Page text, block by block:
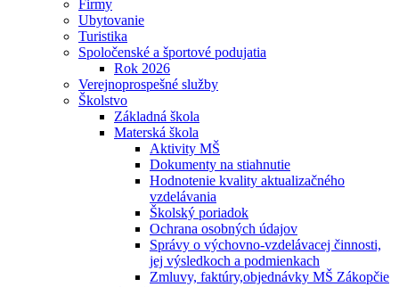
Firmy
Ubytovanie
Turistika
Spoločenské a športové podujatia
Rok 2026
Verejnoprospešné služby
Školstvo
Základná škola
Materská škola
Aktivity MŠ
Dokumenty na stiahnutie
Hodnotenie kvality aktualizačného
vzdelávania
Školský poriadok
Ochrana osobných údajov
Správy o výchovno-vzdelávacej činnosti,
jej výsledkoch a podmienkach
Zmluvy, faktúry,objednávky MŠ Zákopčie